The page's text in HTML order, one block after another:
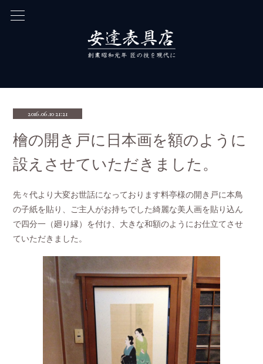
2016.06.10 21:21
檜の開き戸に日本画を額のように
設えさせていただきました。
先々代より大変お世話になっております料亭様の開き戸に本鳥
の子紙を貼り、ご主人がお持ちでした綺麗な美人画を貼り込ん
で四分一（廻り縁）を付け、大きな和額のようにお仕立てさせ
ていただきました。